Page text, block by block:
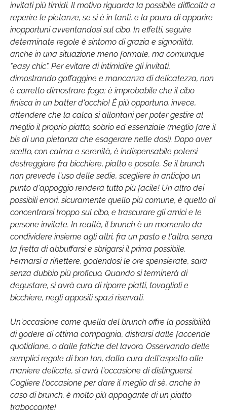
invitati più timidi. Il motivo riguarda la possibile difficoltà a
reperire le pietanze, se si è in tanti, e la paura di apparire
inopportuni avventandosi sul cibo. In effetti, seguire
determinate regole è sintomo di grazia e signorilità,
anche in una situazione meno formale, ma comunque
"easy chic". Per evitare di intimidire gli invitati,
dimostrando goffaggine e mancanza di delicatezza, non
è corretto dimostrare foga: è improbabile che il cibo
finisca in un batter d'occhio! É più opportuno, invece,
attendere che la calca si allontani per poter gestire al
meglio il proprio piatto, sobrio ed essenziale (meglio fare il
bis di una pietanza che esagerare nelle dosi). Dopo aver
scelto, con calma e serenità, è indispensabile potersi
destreggiare fra bicchiere, piatto e posate. Se il brunch
non prevede l'uso delle sedie, scegliere in anticipo un
punto d'appoggio renderà tutto più facile! Un altro dei
possibili errori, sicuramente quello più comune, è quello di
concentrarsi troppo sul cibo, e trascurare gli amici e le
persone invitate. In realtà, il brunch è un momento da
condividere insieme agli altri, fra un pasto e l'altro, senza
la fretta di abbuffarsi e sbrigarsi il prima possibile.
Fermarsi a riflettere, godendosi le ore spensierate, sarà
senza dubbio più proficuo. Quando si terminerà di
degustare, si avrà cura di riporre piatti, tovaglioli e
bicchiere, negli appositi spazi riservati.
Un'occasione come quella del brunch offre la possibilità
di godere di ottima compagnia, distrarsi dalle faccende
quotidiane, o dalle fatiche del lavoro. Osservando delle
semplici regole di bon ton, dalla cura dell'aspetto alle
maniere delicate, si avrà l'occasione di distinguersi.
Cogliere l'occasione per dare il meglio di sè, anche in
caso di brunch, è molto più appagante di un piatto
traboccante!